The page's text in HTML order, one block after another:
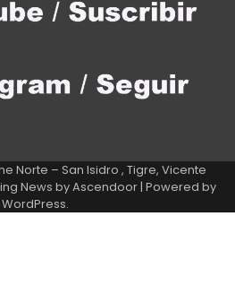
Norte – San Isidro , Tigre, Vicente
News byAscendoor| Powered by
WordPress.